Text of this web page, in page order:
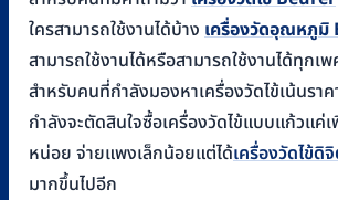
ใครสามารถใช้งานได้บ้าง เครื่องวัดอุณหภูมิ
สามารถใช้งานได้หรือสามารถใช้งานได้ทุกเ
สำหรับคนที่กำลังมองหาเครื่องวัดไข้เน้นรา
กำลังจะตัดสินใจซื้อเครื่องวัดไข้แบบแก้วแค่
หน่อย จ่ายแพงเล็กน้อยแต่ได้เครื่องวัดไข้ดิ
มากขึ้นไปอีก